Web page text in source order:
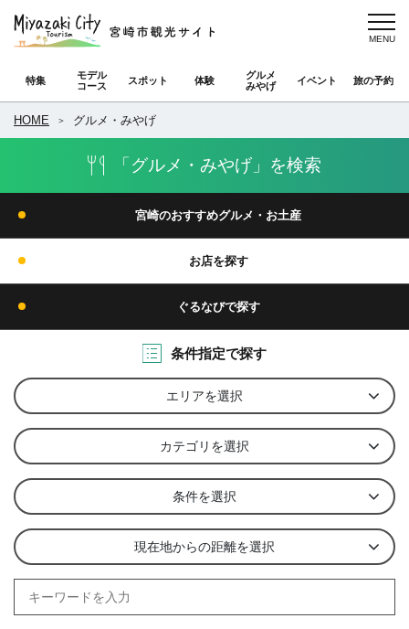
特集
モデル
コース
スポット 体験
グルメ
みやげ
イベント 旅の予約
HOME グルメ・みやげ
「グルメ・みやげ」を検索
宮崎のおすすめグルメ・お土産
お店を探す
ぐるなびで探す
条件指定で探す
エリアを選択
カテゴリを選択
条件を選択
現在地からの距離を選択